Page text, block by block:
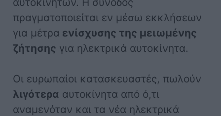
πραγματοποιείται εν μέσω εκκλήσεων
για μέτρα ενίσχυσης της μειωμένης
ζήτησης για ηλεκτρικά αυτοκίνητα.
Οι ευρωπαίοι κατασκευαστές, πωλούν
λιγότερα αυτοκίνητα από ό,τι
αναμενόταν και τα νέα ηλεκτρικά